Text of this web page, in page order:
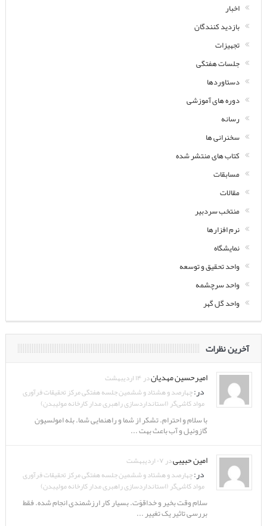
اخبار
بازدید کنندگان
تجهیزات
جلسات هفتگی
دستاوردها
دوره های آموزشی
رسانه
سخنرانی ها
کتاب های منتشر شده
مسابقات
مقالات
منتخب سردبیر
نرم افزارها
نمایشگاه
واحد تحقیق و توسعه
واحد سرچشمه
واحد گل گهر
آخرین نظرات
امیرحسین مهدیاندر ۱۴ اردیبهشت
در:چهارصد و هشتاد و ششمین جلسه هفتگی مرکز تحقیقات فرآوری
مواد کاشی‌گر (استانداردسازی راهبری مدار کارخانه مولیبدن)
با سلام و احترام. تشکر از شما و راهنمایی شما. بله امولسیون
گازوئیل و آب باعث بهت ...
امین حبیبیدر ۰۷ اردیبهشت
در:چهارصد و هشتاد و ششمین جلسه هفتگی مرکز تحقیقات فرآوری
مواد کاشی‌گر (استانداردسازی راهبری مدار کارخانه مولیبدن)
سلام وقت بخیر و خداقوّت. بسیار کار ارزشمندی انجام شده. فقط
بررسی تاثیر یک تغییر ...